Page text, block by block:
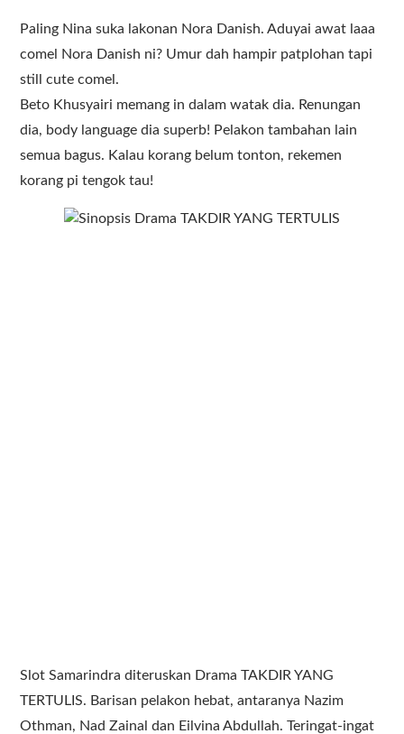
Paling Nina suka lakonan Nora Danish. Aduyai awat laaa
comel Nora Danish ni? Umur dah hampir patplohan tapi
still cute comel.
Beto Khusyairi memang in dalam watak dia. Renungan
dia, body language dia superb! Pelakon tambahan lain
semua bagus. Kalau korang belum tonton, rekemen
korang pi tengok tau!
Slot Samarindra diteruskan Drama TAKDIR YANG
TERTULIS. Barisan pelakon hebat, antaranya Nazim
Othman, Nad Zainal dan Eilvina Abdullah. Teringat-ingat